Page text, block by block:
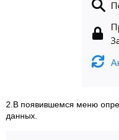
2.В появившемся меню
данных.